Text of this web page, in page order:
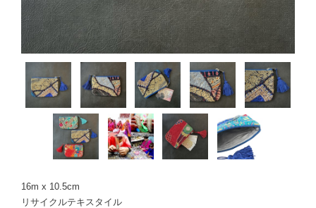
16m x 10.5cm
リサイクルテキスタイル